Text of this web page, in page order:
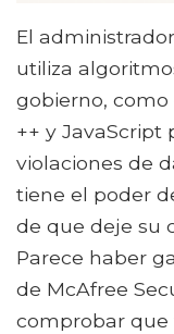
El
utiliza
gobierno, como
++ y JavaScript
violaciones de
tiene el poder
de que deje su
Parece haber
de McAfree
comprobar que